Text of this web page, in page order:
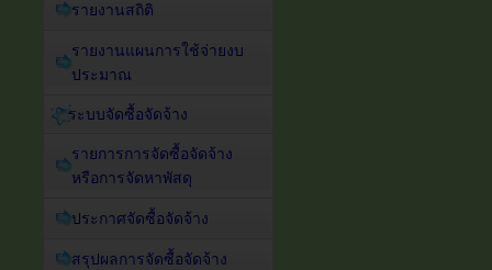
รายงานสถิติ
รายงานแผนการใช้จ่ายงบ
ประมาณ
ระบบจัดซื้อจัดจ้าง
รายการการจัดซื้อจัดจ้าง
หรือการจัดหาพัสดุ
ประกาศจัดซื้อจัดจ้าง
สรุปผลการจัดซื้อจัดจ้าง